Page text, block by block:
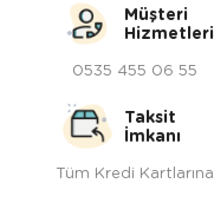
Müşteri
Hizmetleri
0535 455 06 55
Taksit
İmkanı
Tüm Kredi Kartlarına